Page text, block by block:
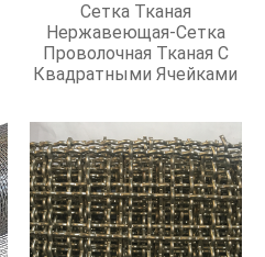
Сетка Тканая
Нержавеющая-Сетка
Проволочная Тканая С
Квадратными Ячейками